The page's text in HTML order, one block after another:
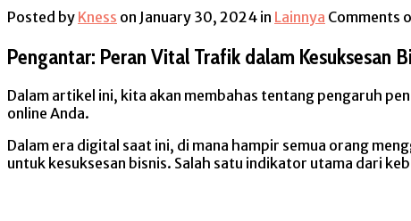
Posted by Kness on January 30, 2024 in Lainnya Comments
Pengantar: Peran Vital Trafik dalam Kesuksesan
Dalam artikel ini, kita akan membahas tentang pengaruh
online Anda.
Dalam era digital saat ini, di mana hampir semua orang
untuk kesuksesan bisnis. Salah satu indikator utama dari